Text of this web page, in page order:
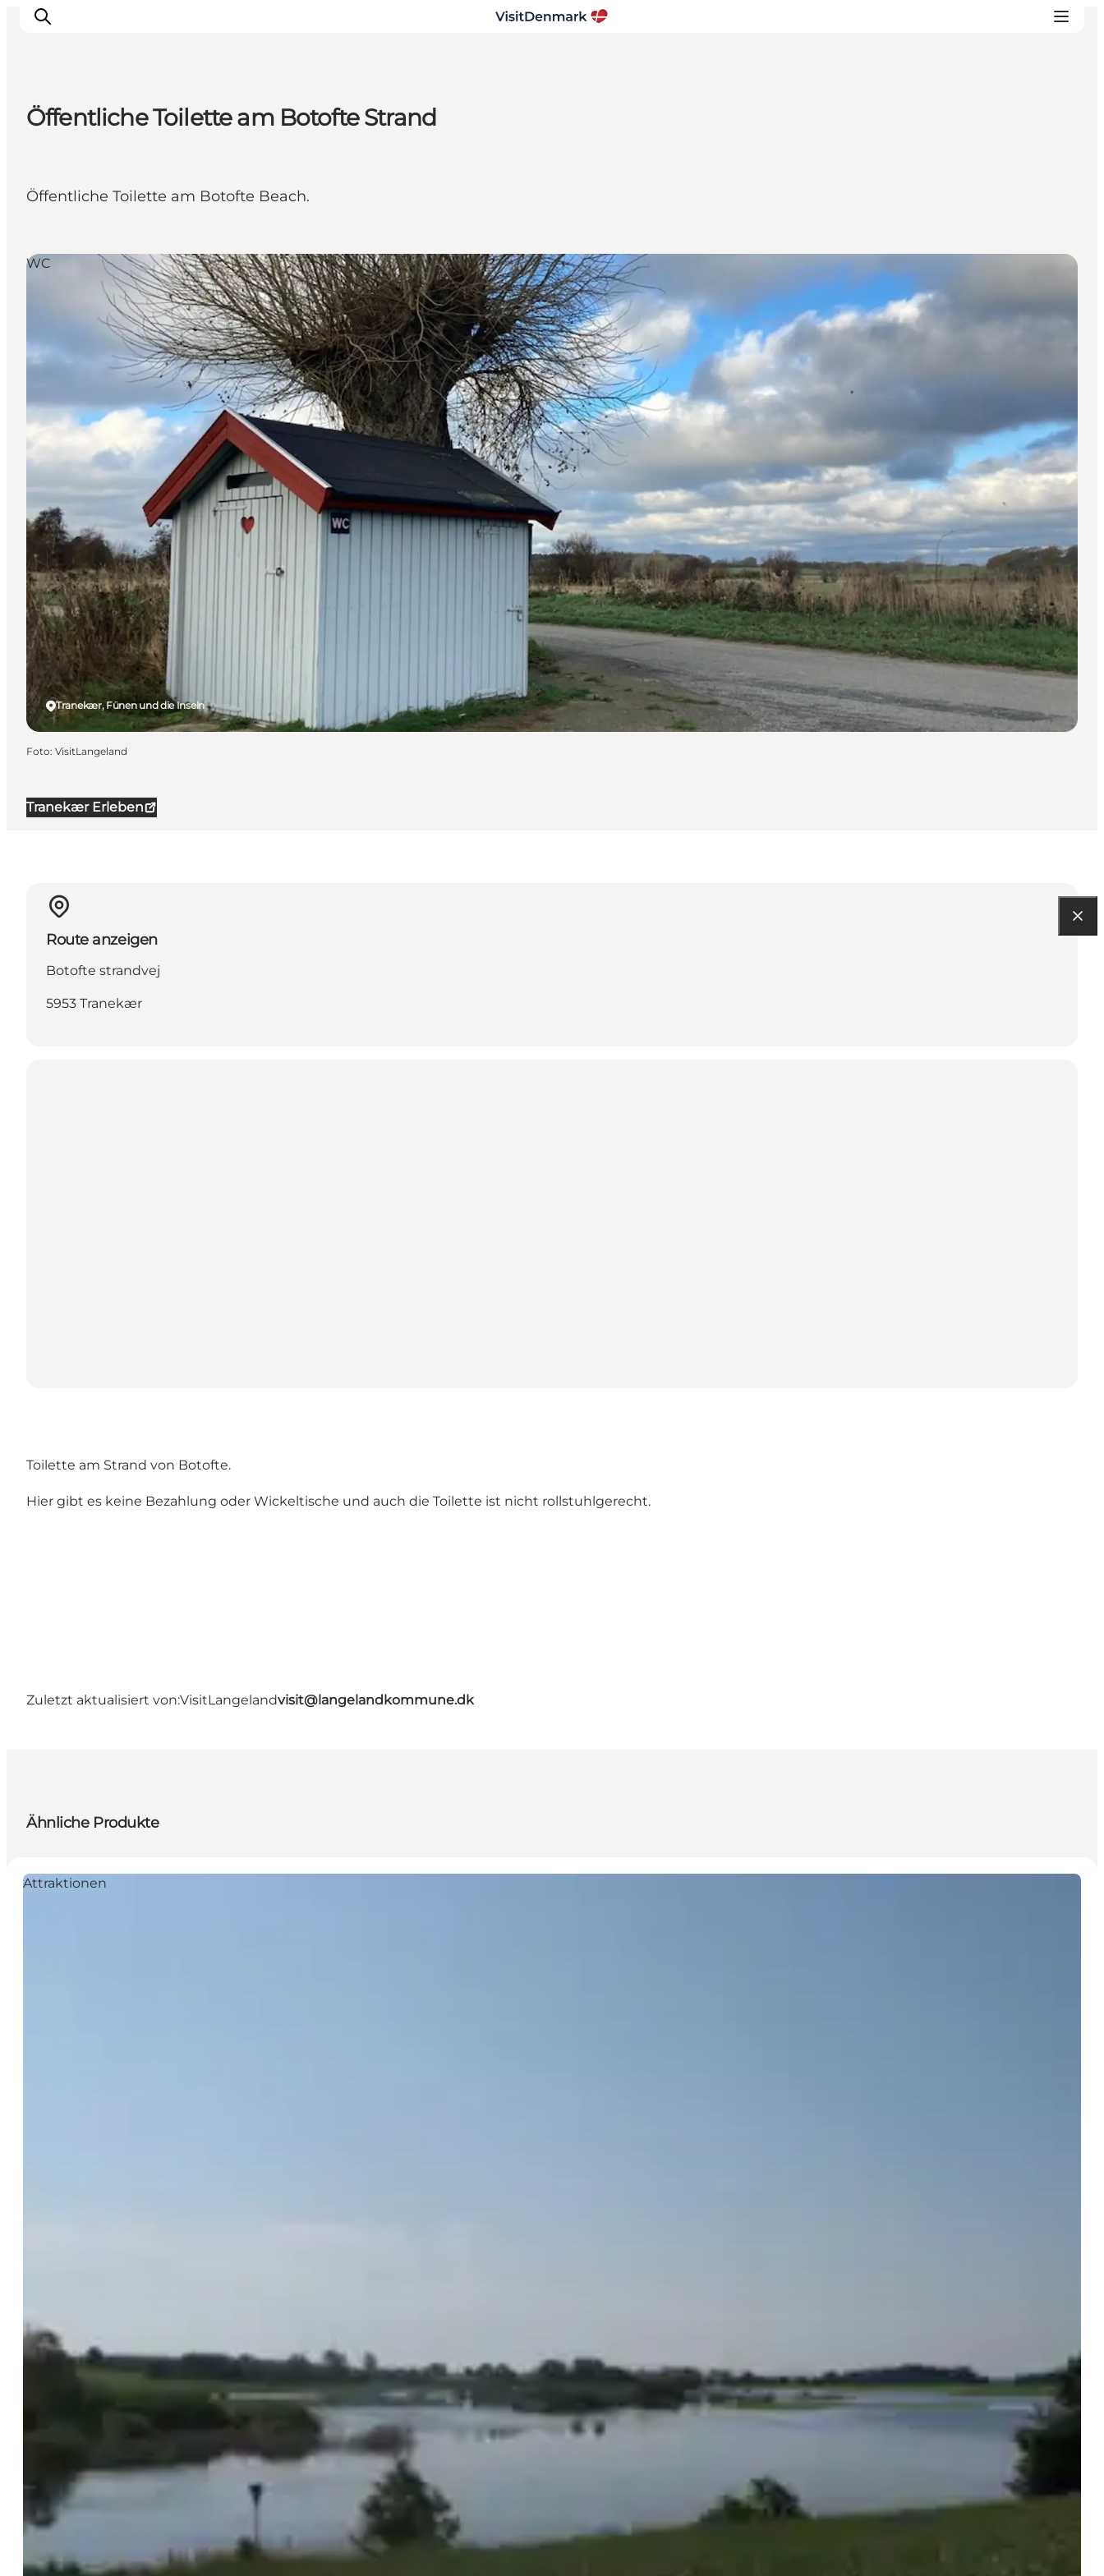
Erlebnisse
Öffentliche Toilette am Botofte Strand
Öffentliche Toilette am Botofte Beach.
Tranekær Erleben
Tranekær, Fünen und die Inseln
WC
Foto: VisitLangeland
Route anzeigen
Botofte strandvej
5953 Tranekær
Toilette am Strand von Botofte.
Hier gibt es keine Bezahlung oder Wickeltische und auch die Toilette ist nicht rollstuhlgerecht.
Zuletzt aktualisiert von:VisitLangelandvisit@langelandkommune.dk
Ähnliche Produkte
Attraktionen